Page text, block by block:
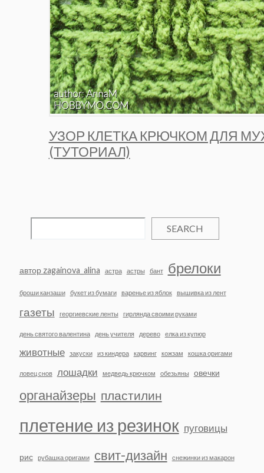
УЗОР КЛЕТКА КРЮЧКОМ ДЛЯ
(ТУТОРИАЛ)
SEARCH
автор zagainova_alina астра астры бант брелоки
броши канзаши букет из бумаги варенье из яблок вышивка из лент
газеты георгиевские ленты гирлянда своими руками
день святого валентина день учителя дерево елка из купюр
животные закуски из киндера карвинг кожзам кошка оригами
ловец снов лошадки медведь крючком обезьяны овечки
органайзеры пластилин
плетение из резинок пуговицы
рис рубашка оригами свит-дизайн снежинки из макарон